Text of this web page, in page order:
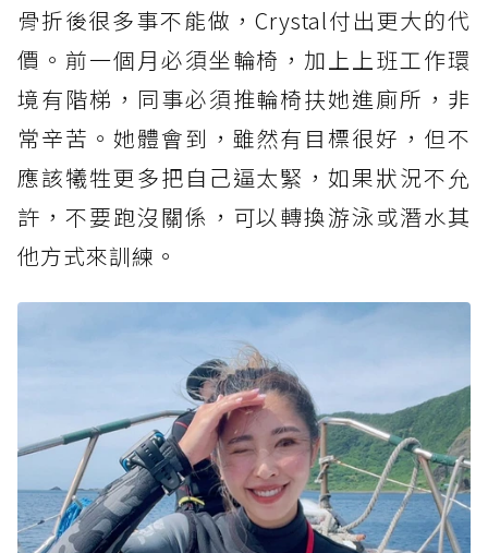
骨折後很多事不能做，Crystal付出更大的代
價。前一個月必須坐輪椅，加上上班工作環
境有階梯，同事必須推輪椅扶她進廁所，非
常辛苦。她體會到，雖然有目標很好，但不
應該犧牲更多把自己逼太緊，如果狀況不允
許，不要跑沒關係，可以轉換游泳或潛水其
他方式來訓練。